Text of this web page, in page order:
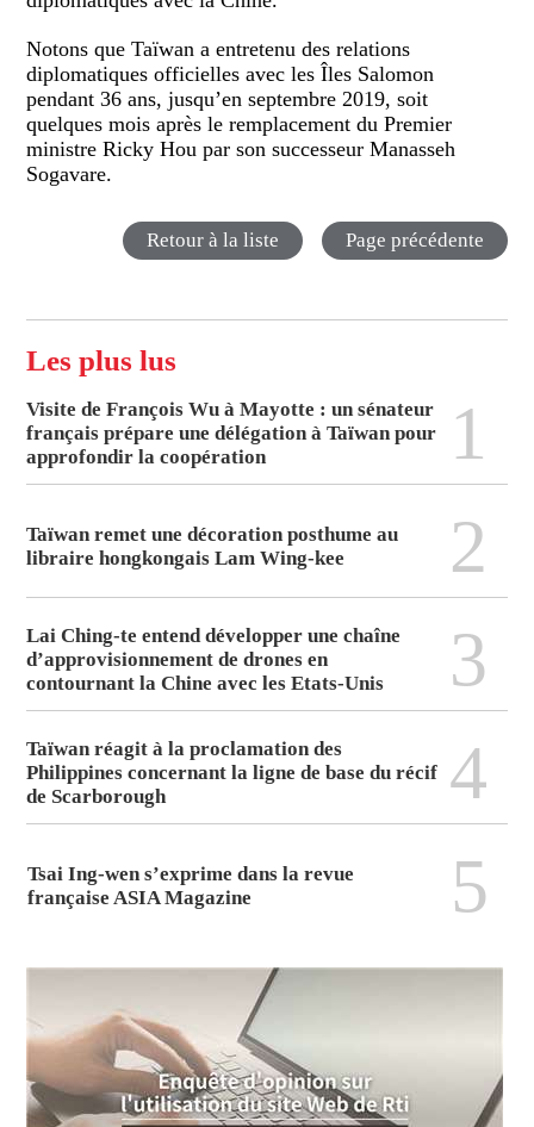
Notons que Taïwan a entretenu des relations
diplomatiques officielles avec les Îles Salomon
pendant 36 ans, jusqu’en septembre 2019, soit
quelques mois après le remplacement du Premier
ministre Ricky Hou par son successeur Manasseh
Sogavare.
Retour à la liste Page précédente
Les plus lus
Visite de François Wu à Mayotte : un sénateur
français prépare une délégation à Taïwan pour
approfondir la coopération
1
Taïwan remet une décoration posthume au
libraire hongkongais Lam Wing-kee
2
Lai Ching-te entend développer une chaîne
d’approvisionnement de drones en
contournant la Chine avec les Etats-Unis
3
Taïwan réagit à la proclamation des
Philippines concernant la ligne de base du récif
de Scarborough
4
Tsai Ing-wen s’exprime dans la revue
française ASIA Magazine
5